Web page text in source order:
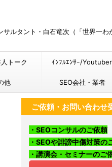
ルタント・白石竜次（「世界一わ
トーク ｲﾝﾌﾙｴﾝｻｰ/Youtuber
他 SEO会社・業者
ご依頼・お問い合わせ
・SEOコンサルのご依頼
・SEOや誹謗中傷対策の
・講演会・セミナーのご